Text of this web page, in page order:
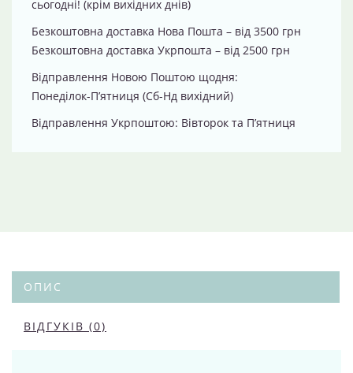
сьогодні! (крім вихідних днів)
Безкоштовна доставка Нова Пошта – від 3500 грн
Безкоштовна доставка Укрпошта – від 2500 грн
Відправлення Новою Поштою щодня:
Понеділок-П’ятниця (Сб-Нд вихідний)
Відправлення Укрпоштою: Вівторок та П’ятниця
ОПИС
ВІДГУКІВ (0)